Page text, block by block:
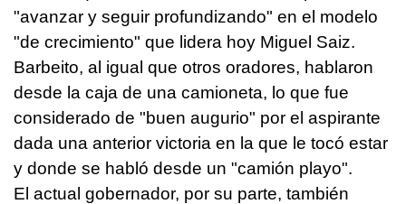
"avanzar y seguir profundizando" en el modelo
"de crecimiento" que lidera hoy Miguel Saiz.
Barbeito, al igual que otros oradores, hablaron
desde la caja de una camioneta, lo que fue
considerado de "buen augurio" por el aspirante
dada una anterior victoria en la que le tocó estar
y donde se habló desde un "camión playo".
El actual gobernador, por su parte, también